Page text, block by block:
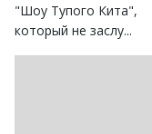
"Шоу Тупого Кита",
который не заслу...